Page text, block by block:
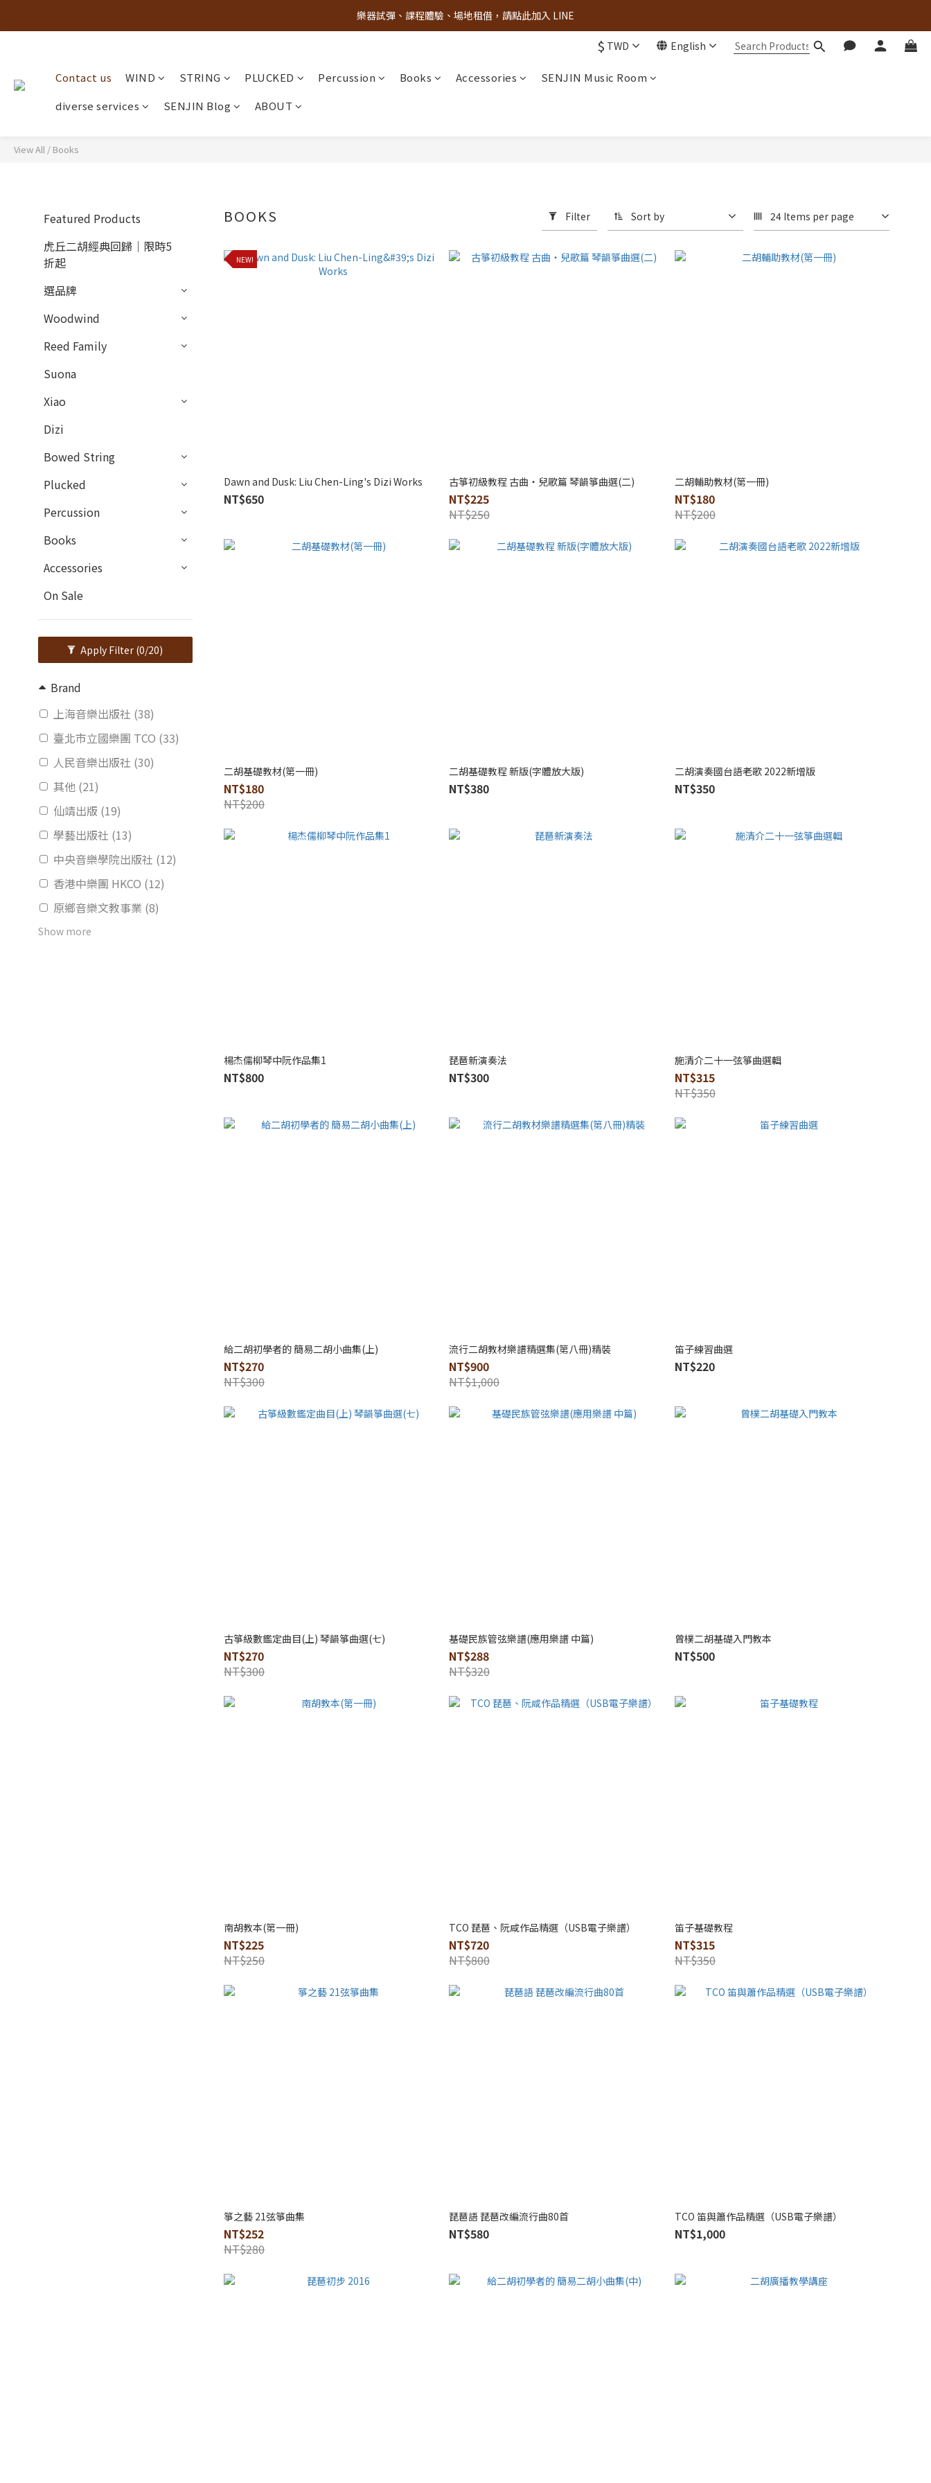
古亭門市 + 先進音樂教室週末假日皆有營業
樂器試彈、課程體驗、場地租借，請點此加入 LINE
$ TWD English
Contact us WIND STRING PLUCKED Percussion Books Accessories
SENJIN Music Room
diverse services
SENJIN Blog ABOUT
View All / Books
Featured Products
虎丘二胡經典回歸｜限時5
折起
選品牌
Woodwind
Reed Family
Suona
Xiao
Dizi
Bowed String
Plucked
Percussion
Books
Accessories
On Sale
Apply Filter (0/20)
Brand
上海音樂出版社 (38)
臺北市立國樂團 TCO (33)
人民音樂出版社 (30)
其他 (21)
仙靖出版 (19)
學藝出版社 (13)
中央音樂學院出版社 (12)
香港中樂團 HKCO (12)
原鄉音樂文教事業 (8)
Show more
BOOKS Filter Sort by 24 Items per page
NEW!
Dawn and Dusk: Liu Chen-Ling's Dizi Works
NT$650
古箏初級教程 古曲・兒歌篇 琴韻箏曲選(二)
NT$225
NT$250
二胡輔助教材(第一冊)
NT$180
NT$200
二胡基礎教材(第一冊)
NT$180
NT$200
二胡基礎教程 新版(字體放大版)
NT$380
二胡演奏國台語老歌 2022新增版
NT$350
楊杰儒柳琴中阮作品集1
NT$800
琵琶新演奏法
NT$300
施清介二十一弦箏曲選輯
NT$315
NT$350
給二胡初學者的 簡易二胡小曲集(上)
NT$270
NT$300
流行二胡教材樂譜精選集(第八冊)精裝
NT$900
NT$1,000
笛子練習曲選
NT$220
古箏級數鑑定曲目(上) 琴韻箏曲選(七)
NT$270
NT$300
基礎民族管弦樂譜(應用樂譜 中篇)
NT$288
NT$320
曾樸二胡基礎入門教本
NT$500
南胡教本(第一冊)
NT$225
NT$250
TCO 琵琶、阮咸作品精選（USB電子樂譜）
NT$720
NT$800
笛子基礎教程
NT$315
NT$350
箏之藝 21弦箏曲集
NT$252
NT$280
琵琶語 琵琶改編流行曲80首
NT$580
TCO 笛與簫作品精選（USB電子樂譜）
NT$1,000